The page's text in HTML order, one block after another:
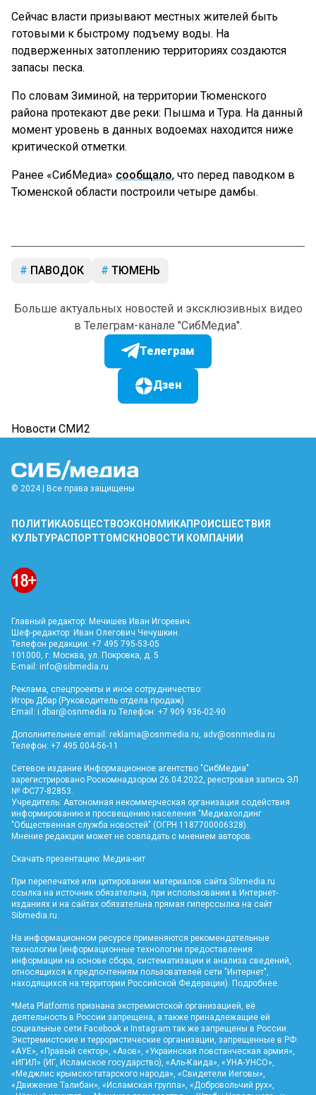
Сейчас власти призывают местных жителей быть
готовыми к быстрому подъему воды. На
подверженных затоплению территориях создаются
запасы песка.
По словам Зиминой, на территории Тюменского
района протекают две реки: Пышма и Тура. На данный
момент уровень в данных водоемах находится ниже
критической отметки.
Ранее «СибМедиа» сообщало, что перед паводком в
Тюменской области построили четыре дамбы.
ПАВОДОК ТЮМЕНЬ
Больше актуальных новостей и эксклюзивных видео
в Телеграм-канале "СибМедиа".
Телеграм
Дзен
Новости СМИ2
© 2024 | Все права защищены
ПОЛИТИКАОБЩЕСТВОЭКОНОМИКАПРОИСШЕСТВИЯ
КУЛЬТУРАСПОРТТОМСКНОВОСТИ КОМПАНИИ
Главный редактор: Мечишев Иван Игоревич.
Шеф-редактор: Иван Олегович Чечушкин.
Телефон редакции: +7 495 795-53-05
101000, г. Москва, ул. Покровка, д. 5
E-mail: info@sibmedia.ru
Реклама, спецпроекты и иное сотрудничество:
Игорь Дбар (Руководитель отдела продаж)
Email: i.dbar@osnmedia.ru Телефон: +7 909 936-02-90
Дополнительные email: reklama@osnmedia.ru adv@osnmedia.ru
Телефон: +7 495 004-56-11
Сетевое издание Информационное агентство "СибМедиа"
зарегистрировано Роскомнадзором 26.04.2022, реестровая запись ЭЛ
№ ФС77-82853.
Учредитель: Автономная некоммерческая организация содействия
информированию и просвещению населения "Медиахолдинг
"Общественная служба новостей" (ОГРН 1187700006328).
Мнение редакции может не совпадать с мнением авторов.
Скачать презентацию: Медиа-кит
При перепечатке или цитировании материалов сайта Sibmedia.ru
ссылка на источник обязательна, при использовании в Интернет-
изданиях и на сайтах обязательна прямая гиперссылка на сайт
Sibmedia.ru
На информационном ресурсе применяются рекомендательные
технологии (информационные технологии предоставления
информации на основе сбора, систематизации и анализа сведений,
относящихся к предпочтениям пользователей сети "Интернет",
находящихся на территории Российской Федерации). Подробнее
*Meta Platforms признана экстремистской организацией, её
деятельность в России запрещена, а также принадлежащие ей
социальные сети Facebook и Instagram так же запрещены в России.
Экстремистские и террористические организации, запрещенные в РФ:
«АУЕ», «Правый сектор», «Азов», «Украинская повстанческая армия»,
«ИГИЛ» (ИГ, Исламское государство), «Аль-Каида», «УНА-УНСО»,
«Меджлис крымско-татарского народа», «Свидетели Иеговы»,
«Движение Талибан», «Исламская группа», «Добровольчий рух»,